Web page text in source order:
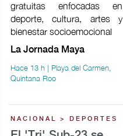
gratuitas enfocadas en
deporte, cultura, artes y
bienestar socioemocional
La Jornada Maya
Hace 13 h | Playa del Carmen,
Quintana Roo
NACIONAL > DEPORTES